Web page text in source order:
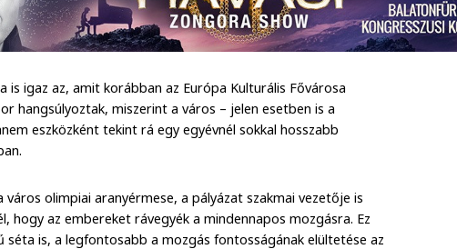
igaz az, amit korábban az Európa Kulturális Fővárosa
hangsúlyoztak, miszerint a város – jelen esetben is a
eszközként tekint rá egy egyévnél sokkal hosszabb
város olimpiai aranyérmese, a pályázat szakmai vezetője is
hogy az embereket rávegyék a mindennapos mozgásra. Ez
séta is, a legfontosabb a mozgás fontosságának elültetése az